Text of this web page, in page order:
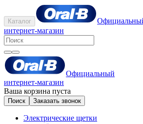
Каталог
интернет-магазин
Официальный
интернет-магазин
Ваша корзина пуста
Поиск Заказать звонок
Электрические щетки